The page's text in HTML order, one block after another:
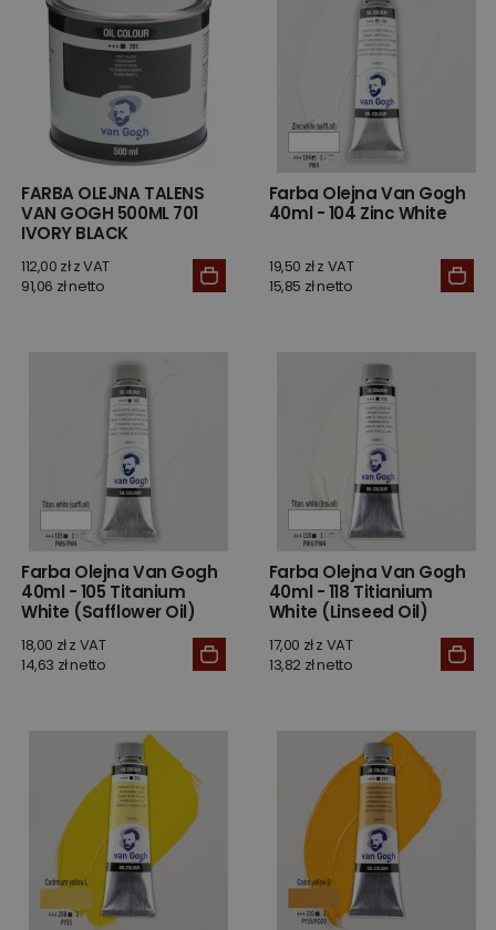
FARBA OLEJNA TALENS
VAN GOGH 500ML 701
IVORY BLACK
112,00 zł z VAT
91,06 zł netto
Farba Olejna Van Gogh
40ml - 104 Zinc White
19,50 zł z VAT
15,85 zł netto
Farba Olejna Van Gogh
40ml - 105 Titanium
White (Safflower Oil)
18,00 zł z VAT
14,63 zł netto
Farba Olejna Van Gogh
40ml - 118 Titianium
White (Linseed Oil)
17,00 zł z VAT
13,82 zł netto